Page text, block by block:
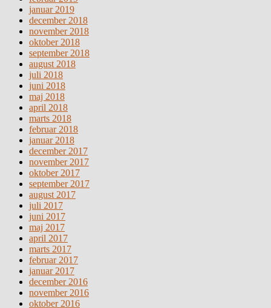
januar 2019
december 2018
november 2018
oktober 2018
september 2018
august 2018
juli 2018
juni 2018
maj 2018
april 2018
marts 2018
februar 2018
januar 2018
december 2017
november 2017
oktober 2017
september 2017
august 2017
juli 2017
juni 2017
maj 2017
april 2017
marts 2017
februar 2017
januar 2017
december 2016
november 2016
oktober 2016